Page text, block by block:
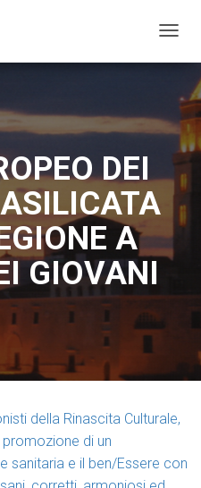
A
A
O
N
O
L
DEI
A
GIOVANI
della Rinascita Culturale,
di un
sanitaria e il ben/Essere con